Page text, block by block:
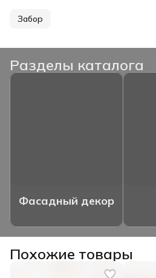
Забор
Разделы каталога
Фасадный декор
Похожие товары